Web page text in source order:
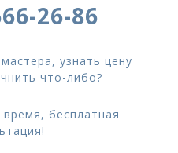
26-86
узнать цену
что-либо?
бесплатная